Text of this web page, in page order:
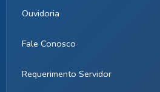
Ouvidoria
Fale Conosco
Requerimento Servidor